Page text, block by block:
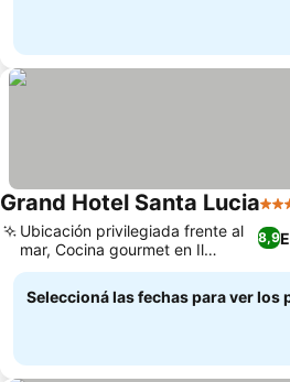
Grand Hotel Santa Lucia4
8,9
Ubicación privilegiada frente al
mar, Cocina gourmet en Il
Pavone
Seleccioná las fechas para ver los